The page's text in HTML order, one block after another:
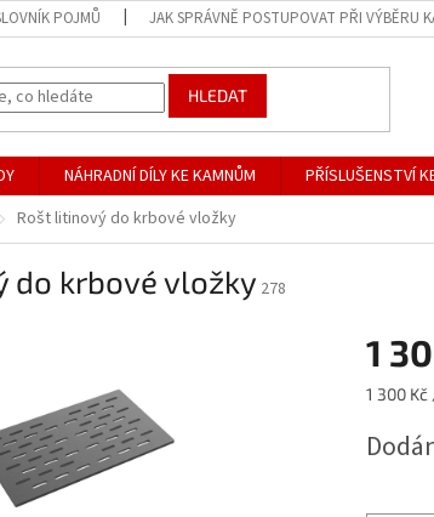
POJMŮ JAK SPRÁVNĚ POSTUPOVAT PŘI VÝBĚRU
HLEDAT
NÁHRADNÍ DÍLY KE KAMNŮM PŘÍSLUŠENSTVÍ
Rošt litinový do krbové vložky
do krbové vložky 278
1
Měrná
1 300 Kč